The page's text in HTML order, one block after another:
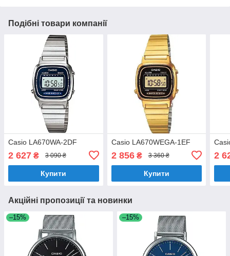
Подібні товари компанії
Casio LA670WA-2DF
2 627 ₴ 3 090 ₴
Купити
Casio LA670WEGA-1EF
2 856₴ 3 360 ₴
Купити
2
Акційні пропозиції та новинки
–15% –15%